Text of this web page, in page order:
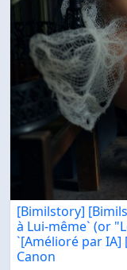
[Bimilstory]
à Lui-même` (or
`[Amélioré par IA]
Canon